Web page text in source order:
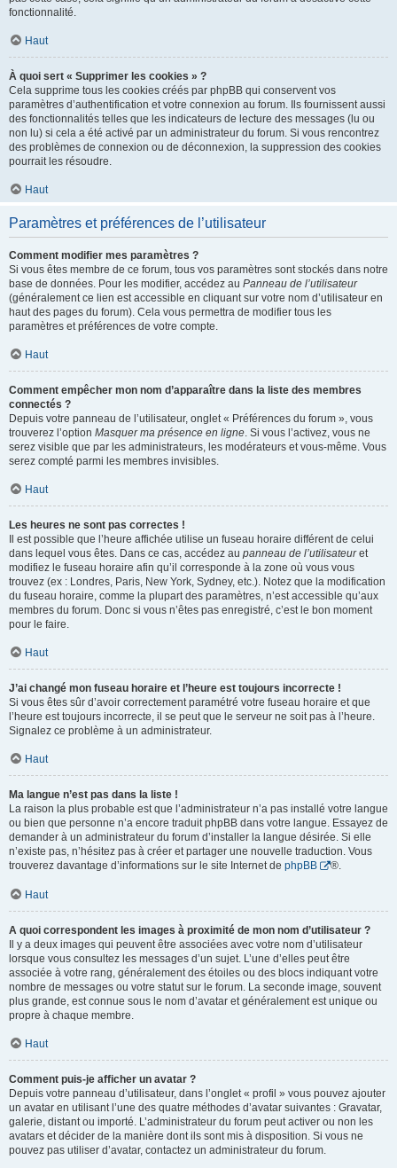
fonctionnalité.
Haut
À quoi sert « Supprimer les cookies » ?
Cela supprime tous les cookies créés par phpBB qui conservent vos
paramètres d’authentification et votre connexion au forum. Ils fournissent aussi
des fonctionnalités telles que les indicateurs de lecture des messages (lu ou
non lu) si cela a été activé par un administrateur du forum. Si vous rencontrez
des problèmes de connexion ou de déconnexion, la suppression des cookies
pourrait les résoudre.
Haut
Paramètres et préférences de l’utilisateur
Comment modifier mes paramètres ?
Si vous êtes membre de ce forum, tous vos paramètres sont stockés dans notre
base de données. Pour les modifier, accédez au Panneau de l’utilisateur
(généralement ce lien est accessible en cliquant sur votre nom d’utilisateur en
haut des pages du forum). Cela vous permettra de modifier tous les
paramètres et préférences de votre compte.
Haut
Comment empêcher mon nom d’apparaître dans la liste des membres
connectés ?
Depuis votre panneau de l’utilisateur, onglet « Préférences du forum », vous
trouverez l’option Masquer ma présence en ligne. Si vous l’activez, vous ne
serez visible que par les administrateurs, les modérateurs et vous-même. Vous
serez compté parmi les membres invisibles.
Haut
Les heures ne sont pas correctes !
Il est possible que l’heure affichée utilise un fuseau horaire différent de celui
dans lequel vous êtes. Dans ce cas, accédez au panneau de l’utilisateuret
modifiez le fuseau horaire afin qu’il corresponde à la zone où vous vous
trouvez (ex : Londres, Paris, New York, Sydney, etc.). Notez que la modification
du fuseau horaire, comme la plupart des paramètres, n’est accessible qu’aux
membres du forum. Donc si vous n’êtes pas enregistré, c’est le bon moment
pour le faire.
Haut
J’ai changé mon fuseau horaire et l’heure est toujours incorrecte !
Si vous êtes sûr d’avoir correctement paramétré votre fuseau horaire et que
l’heure est toujours incorrecte, il se peut que le serveur ne soit pas à l’heure.
Signalez ce problème à un administrateur.
Haut
Ma langue n’est pas dans la liste !
La raison la plus probable est que l’administrateur n’a pas installé votre langue
ou bien que personne n’a encore traduit phpBB dans votre langue. Essayez de
demander à un administrateur du forum d’installer la langue désirée. Si elle
n’existe pas, n’hésitez pas à créer et partager une nouvelle traduction. Vous
trouverez davantage d’informations sur le site Internet de phpBB ®.
Haut
A quoi correspondent les images à proximité de mon nom d’utilisateur ?
Il y a deux images qui peuvent être associées avec votre nom d’utilisateur
lorsque vous consultez les messages d’un sujet. L’une d’elles peut être
associée à votre rang, généralement des étoiles ou des blocs indiquant votre
nombre de messages ou votre statut sur le forum. La seconde image, souvent
plus grande, est connue sous le nom d’avatar et généralement est unique ou
propre à chaque membre.
Haut
Comment puis-je afficher un avatar ?
Depuis votre panneau d’utilisateur, dans l’onglet « profil » vous pouvez ajouter
un avatar en utilisant l’une des quatre méthodes d’avatar suivantes : Gravatar,
galerie, distant ou importé. L’administrateur du forum peut activer ou non les
avatars et décider de la manière dont ils sont mis à disposition. Si vous ne
pouvez pas utiliser d’avatar, contactez un administrateur du forum.